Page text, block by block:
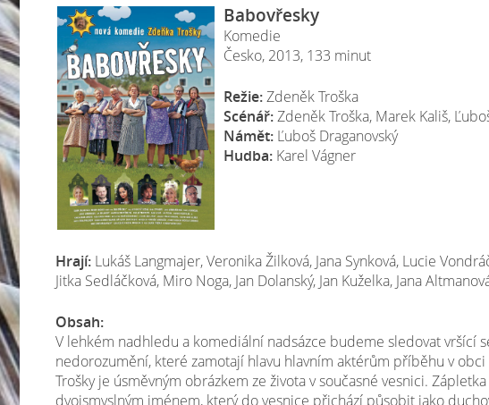
Babovřesky
Komedie
Česko, 2013, 133 minut
Režie:Zdeněk Troška
Scénář:Zdeněk Troška, Marek Kališ,
Námět: Ľuboš Draganovský
Hudba: Karel Vágner
Hrají: Lukáš Langmajer, Veronika Žilková, Jana Synková, Lucie
Jitka Sedláčková, Miro Noga, Jan Dolanský, Jan Kuželka, Jana
Obsah:
V lehkém nadhledu a komediální nadsázce budeme sledovat vršící
nedorozumění, které zamotají hlavu hlavním aktérům příběhu v
Trošky je úsměvným obrázkem ze života v současné vesnici.
dvojsmyslným jménem, který do vesnice přichází působit jako